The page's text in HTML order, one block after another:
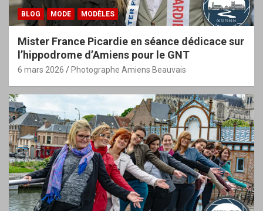
BLOG MODE MODÈLES
Mister France Picardie en séance dédicace sur
l’hippodrome d’Amiens pour le GNT
6 mars 2026 Photographe Amiens Beauvais